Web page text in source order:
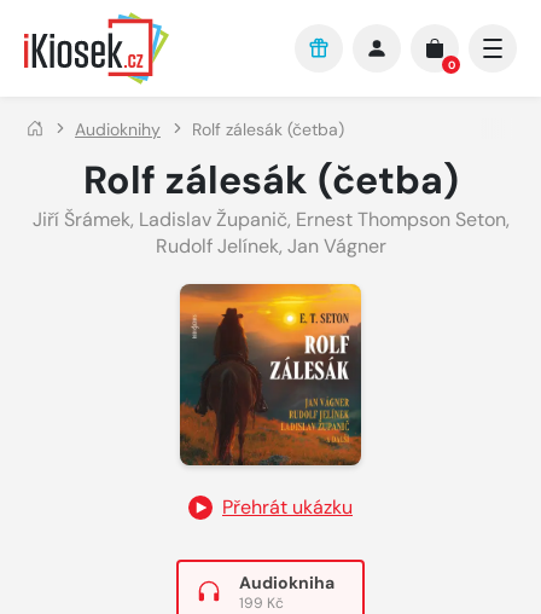
Přejít na hlavní obsah
0
Audioknihy Rolf zálesák (četba)
Rolf zálesák (četba)
Jiří Šrámek, Ladislav Županič, Ernest Thompson Seton,
Rudolf Jelínek, Jan Vágner
Přehrát ukázku
Audiokniha
199 Kč